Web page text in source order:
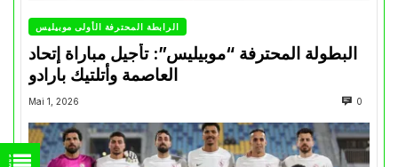
الرابطة المحترفة الأولى موبيليس
البطولة المحترفة “موبيليس”: تأجيل مباراة إتحاد
العاصمة وأتلتيك بارادو
Mai 1, 2026 0